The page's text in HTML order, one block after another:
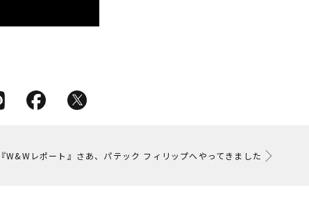
『W&Wレポート』さあ、パテック フィリップへやってきました